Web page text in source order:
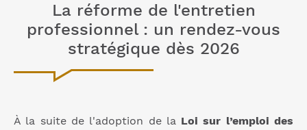
La réforme de l'entretien
professionnel : un rendez-vous
stratégique dès 2026
À la suite de l'adoption de la Loi sur l’emploi des